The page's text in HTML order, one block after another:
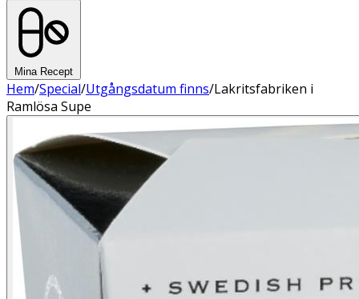
Mina Recept
Hem/Special/Utgångsdatum finns/Lakritsfabriken i
Ramlösa Supe